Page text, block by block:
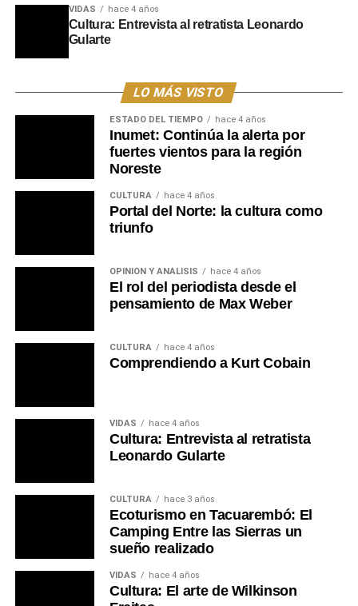
VIDAS hace 4 años
Cultura: Entrevista al retratista Leonardo
Gularte
LO MÁS VISTO
ESTADO DEL TIEMPO hace 4 años
Inumet: Continúa la alerta por
fuertes vientos para la región
Noreste
CULTURA hace 4 años
Portal del Norte: la cultura como
triunfo
OPINIÓN Y ANÁLISIS hace 4 años
El rol del periodista desde el
pensamiento de Max Weber
CULTURA hace 4 años
Comprendiendo a Kurt Cobain
VIDAS hace 4 años
Cultura: Entrevista al retratista
Leonardo Gularte
CULTURA hace 3 años
Ecoturismo en Tacuarembó: El
Camping Entre las Sierras un
sueño realizado
VIDAS hace 4 años
Cultura: El arte de Wilkinson